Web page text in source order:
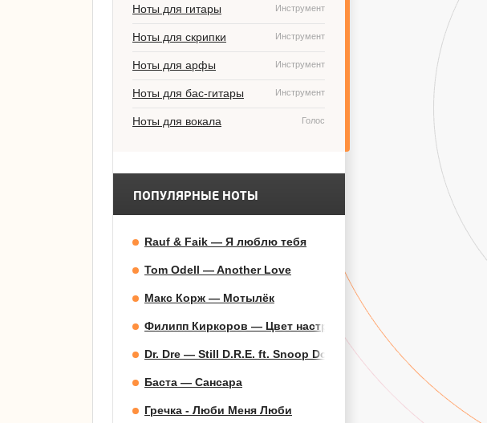
Ноты для гитары Инструмент
Ноты для скрипки Инструмент
Ноты для арфы Инструмент
Ноты для бас-гитары Инструмент
Ноты для вокала Голос
ПОПУЛЯРНЫЕ НОТЫ
Rauf & Faik — Я люблю тебя
Tom Odell — Another Love
Макс Корж — Мотылёк
Филипп Киркоров — Цвет настроения синий
Dr. Dre — Still D.R.E. ft. Snoop Dogg
Баста — Сансара
Гречка - Люби Меня Люби